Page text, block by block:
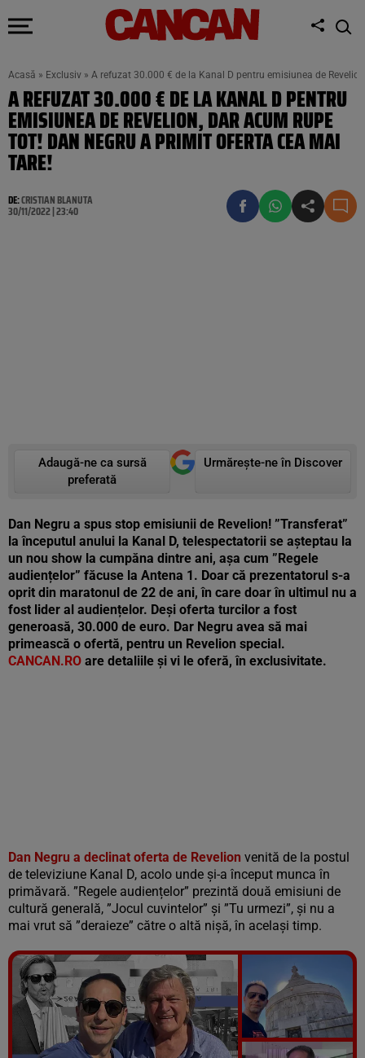
Acasă » Exclusiv » A refuzat 30.000 € de la Kanal D pentru emisiunea de
A REFUZAT 30.000 € DE LA KANAL D PENTRU
EMISIUNEA DE REVELION, DAR ACUM RUPE
TOT! DAN NEGRU A PRIMIT OFERTA CEA MAI
TARE!
DE:CRISTIAN BLANUTA
30/11/2022 | 23:40
Adaugă-ne ca sursă
preferată
Urmărește-ne în Discover
Dan Negru a spus stop emisiunii de Revelion! ”Transferat”
la începutul anului la Kanal D, telespectatorii se așteptau la
un nou show la cumpăna dintre ani, așa cum ”Regele
audiențelor” făcuse la Antena 1. Doar că prezentatorul s-a
oprit din maratonul de 22 de ani, în care doar în ultimul nu a
fost lider al audiențelor. Deși oferta turcilor a fost
generoasă, 30.000 de euro. Dar Negru avea să mai
primească o ofertă, pentru un Revelion special.
CANCAN.RO are detaliile și vi le oferă, în exclusivitate.
Dan Negru a declinat oferta de Revelion venită de la postul
de televiziune Kanal D, acolo unde și-a început munca în
primăvară. ”Regele audiențelor” prezintă două emisiuni de
cultură generală, ”Jocul cuvintelor” și ”Tu urmezi”, și nu a
mai vrut să ”deraieze” către o altă nișă, în același timp.